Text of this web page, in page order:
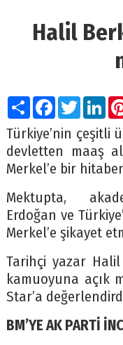
Halil
PaylaşFacebook
Twitter
Türkiye’nin çeşitli
devletten maaş
Merkel’e bir
Mektupta,
Erdoğan ve
Merkel’e şikayet
Tarihçi yazar Halil
kamuoyuna açık
Star’a
BM’YE AK PARTİ